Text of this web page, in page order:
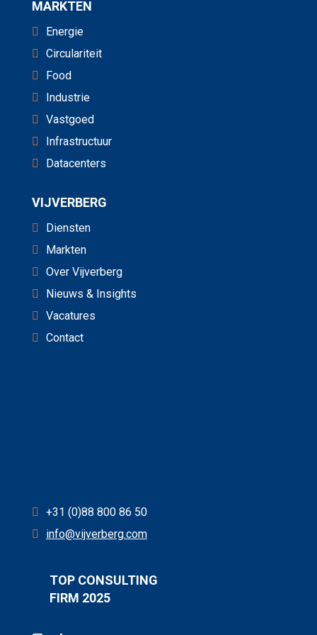
MARKTEN
Energie
Circulariteit
Food
Industrie
Vastgoed
Infrastructuur
Datacenters
VIJVERBERG
Diensten
Markten
Over Vijverberg
Nieuws & Insights
Vacatures
Contact
+31 (0)88 800 86 50
info@vijverberg.com
TOP CONSULTING
FIRM 2025